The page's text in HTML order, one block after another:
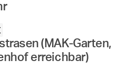
(MAK-Garten,
erreichbar)